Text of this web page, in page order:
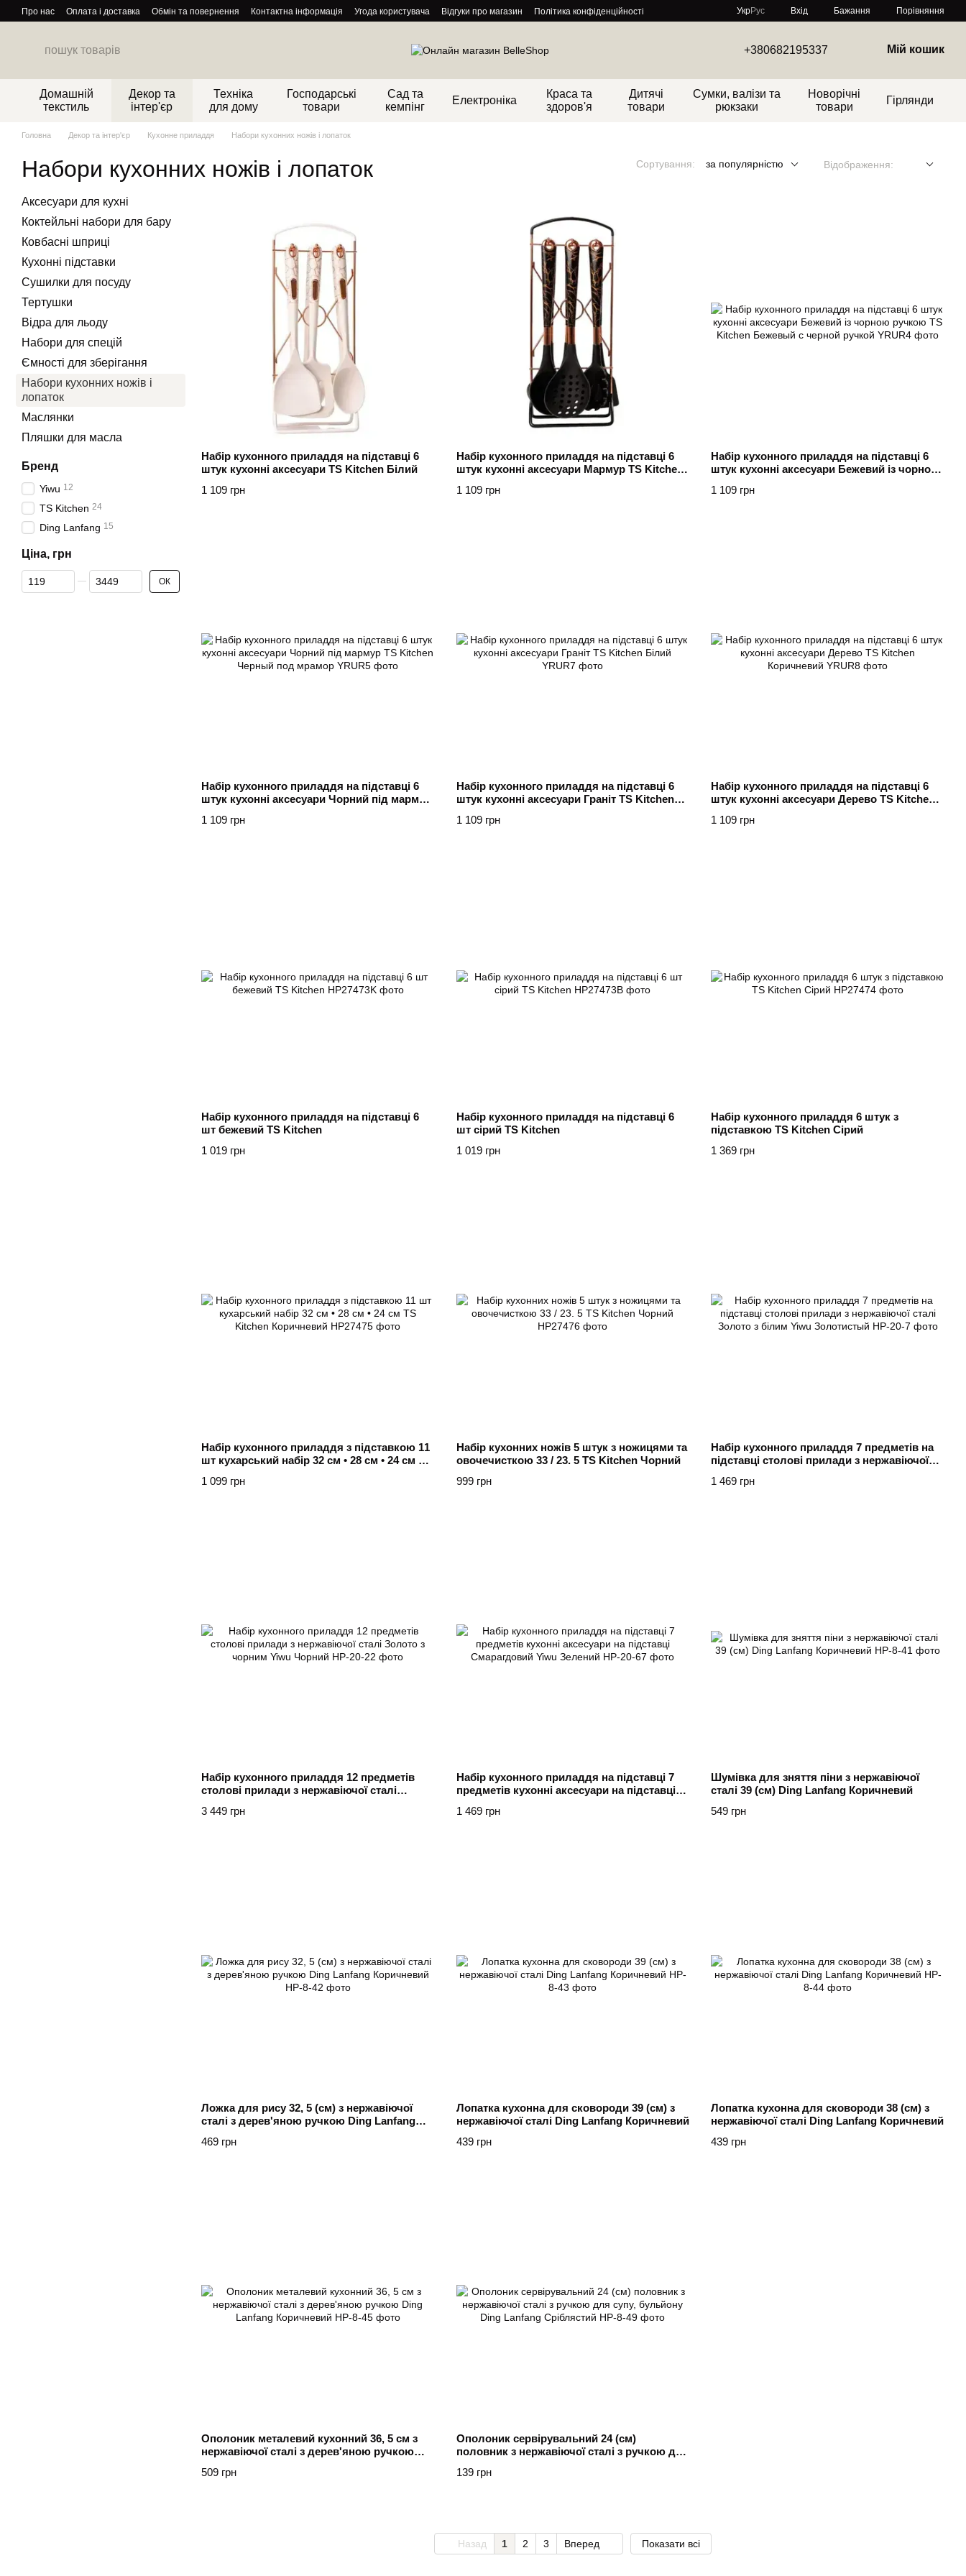
Перейти до основного контенту
Про нас Оплата і доставка Обмін та повернення Контактна інформація Угода користувача Відгуки про магазин Політика конфіденційності УкрРус Вхід Бажання Порівняння
+380682195337 Мій кошик
Домашній
текстиль
Декор та
інтер'єр
Техніка
для дому
Господарські
товари
Сад та
кемпінг
Електроніка
Краса та
здоров'я
Дитячі
товари
Сумки, валізи та
рюкзаки
Новорічні
товари
Гірлянди
Головна Декор та інтер'єр Кухонне приладдя Набори кухонних ножів і лопаток
Набори кухонних ножів і лопаток Сортування: за популярністю Відображення:
Набір кухонного приладдя на підставці 6
штук кухонні аксесуари TS Kitchen Білий
1 109 грн
Набір кухонного приладдя на підставці 6
штук кухонні аксесуари Мармур TS Kitchen
1 109 грн
Набір кухонного приладдя на підставці 6
штук кухонні аксесуари Бежевий із чорною
ручкой
1 109 грн
Набір кухонного приладдя на підставці 6
штук кухонні аксесуари Чорний під мармур
1 109 грн
Набір кухонного приладдя на підставці 6
штук кухонні аксесуари Граніт TS Kitchen
1 109 грн
Набір кухонного приладдя на підставці 6
штук кухонні аксесуари Дерево TS Kitchen
1 109 грн
Набір кухонного приладдя на підставці 6
шт бежевий TS Kitchen
1 019 грн
Набір кухонного приладдя на підставці 6
шт сірий TS Kitchen
1 019 грн
Набір кухонного приладдя 6 штук з
підставкою TS Kitchen Сірий
1 369 грн
Набір кухонного приладдя з підставкою 11
шт кухарський набір 32 см • 28 см • 24 см TS
1 099 грн
Набір кухонних ножів 5 штук з ножицями та
овочечисткою 33 / 23. 5 TS Kitchen Чорний
999 грн
Набір кухонного приладдя 7 предметів на
підставці столові прилади з нержавіючої
1 469 грн
Набір кухонного приладдя 12 предметів
столові прилади з нержавіючої сталі
3 449 грн
Набір кухонного приладдя на підставці 7
предметів кухонні аксесуари на підставці
1 469 грн
Шумівка для зняття піни з нержавіючої
сталі 39 (см) Ding Lanfang Коричневий
549 грн
Ложка для рису 32, 5 (см) з нержавіючої
сталі з дерев'яною ручкою Ding Lanfang
469 грн
Лопатка кухонна для сковороди 39 (см) з
нержавіючої сталі Ding Lanfang Коричневий
439 грн
Лопатка кухонна для сковороди 38 (см) з
нержавіючої сталі Ding Lanfang Коричневий
439 грн
Ополоник металевий кухонний 36, 5 см з
нержавіючої сталі з дерев'яною ручкою
509 грн
Ополоник сервірувальний 24 (см)
половник з нержавіючої сталі з ручкою для
139 грн
Назад 1 2 3 Вперед Показати всі
Аксесуари для кухні
Коктейльні набори для бару
Ковбасні шприці
Кухонні підставки
Сушилки для посуду
Тертушки
Відра для льоду
Набори для спецій
Ємності для зберігання
Набори кухонних ножів і
лопаток
Маслянки
Пляшки для масла
Бренд
Yiwu 12
TS Kitchen 24
Ding Lanfang 15
Ціна, грн
Від Ціна, грн
До Ціна, грн ОК